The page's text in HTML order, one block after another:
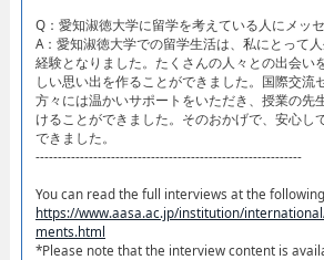
Q：愛知淑徳大学に留学を考えている人にメッ
A：愛知淑徳大学での留学生活は、私にとって
経験となりました。たくさんの人々との出会い
しい思い出を作ることができました。国際交流
方々には温かいサポートをいただき、授業の先
けることができました。そのおかげで、安心し
できました。
------------------------------------------------------------
You can read the full interviews at the
https://www.aasa.ac.jp/institution/
ments.html
*Please note that the interview content is